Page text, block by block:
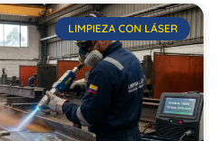
LIMPIEZA CON LÁSER